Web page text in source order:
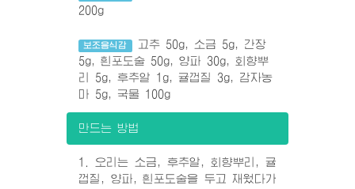
200g
보조음식감
고추 50g, 소금 5g, 간장
5g, 흰포도술 50g, 양파 30g, 회향뿌
리 5g, 후추알 1g, 귤껍질 3g, 감자농
마 5g, 국물 100g
만드는 방법
1. 오리는 소금, 후추알, 회향뿌리, 귤
껍질, 양파, 흰포도술을 두고 재웠다가